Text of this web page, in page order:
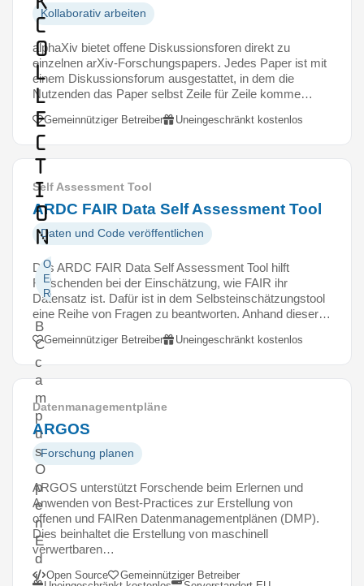
C
o
l
l
e
c
t
i
o
n
Open
Educational
Resources
B
C
c
a
m
p
u
s
O
p
e
n
E
d
i
Kollaborativ arbeiten
alphaXiv bietet offene Diskussionsforen direkt zu
einzelnen arXiv-Forschungspapers. Jedes Paper ist mit
einem Diskussionsforum ausgestattet, in dem die
Nutzenden das Paper selbst Zeile für Zeile komme…
Gemeinnütziger Betreiber Uneingeschränkt kostenlos
Self Assessment Tool
ARDC FAIR Data Self Assessment Tool
Daten und Code veröffentlichen
Das ARDC FAIR Data Self Assessment Tool hilft
Forschenden bei der Einschätzung, wie FAIR ihr
Datensatz ist. Dafür ist in dem Selbsteinschätzungstool
eine Reihe von Fragen zu beantworten. Anhand dieser…
Gemeinnütziger Betreiber Uneingeschränkt kostenlos
Datenmanagementpläne
ARGOS
Forschung planen
ARGOS unterstützt Forschende beim Erlernen und
Anwenden von Best-Practices zur Erstellung von
offenen und FAIRen Datenmanagementplänen (DMP).
Dies beinhaltet die Erstellung von maschinell
verwertbaren…
Open Source
Gemeinnütziger Betreiber